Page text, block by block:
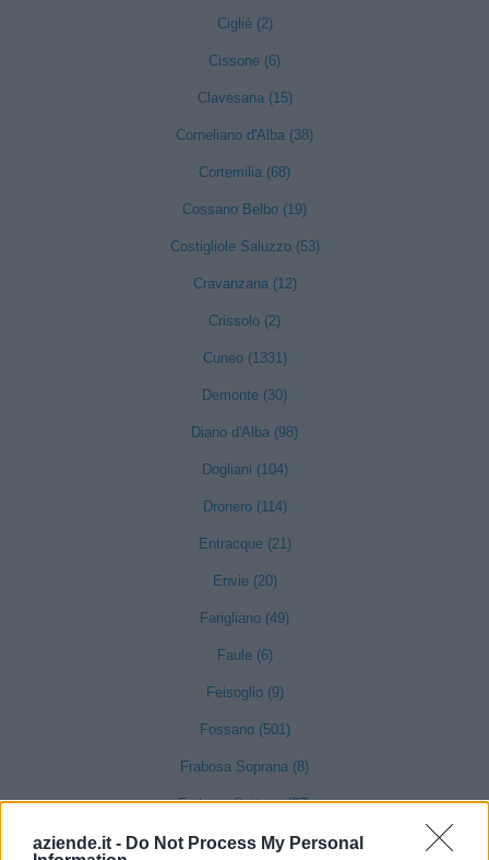
aziende.it - Do Not Process My Personal
Cigliè (2)
Cissone (6)
Clavesana (15)
Corneliano d'Alba (38)
Cortemilia (68)
Cossano Belbo (19)
Costigliole Saluzzo (53)
Cravanzana (12)
Crissolo (2)
Cuneo (1331)
Demonte (30)
Diano d'Alba (98)
Dogliani (104)
Dronero (114)
Entracque (21)
Envie (20)
Farigliano (49)
Faule (6)
Feisoglio (9)
Fossano (501)
Frabosa Soprana (8)
Frabosa Sottana (37)
Frassino (9)